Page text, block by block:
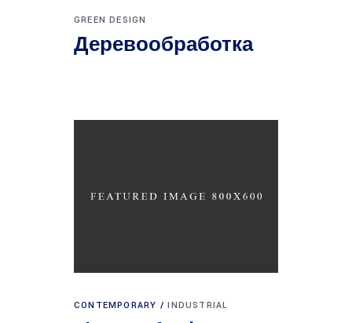
GREEN DESIGN
Деревообработка
CONTEMPORARY INDUSTRIAL